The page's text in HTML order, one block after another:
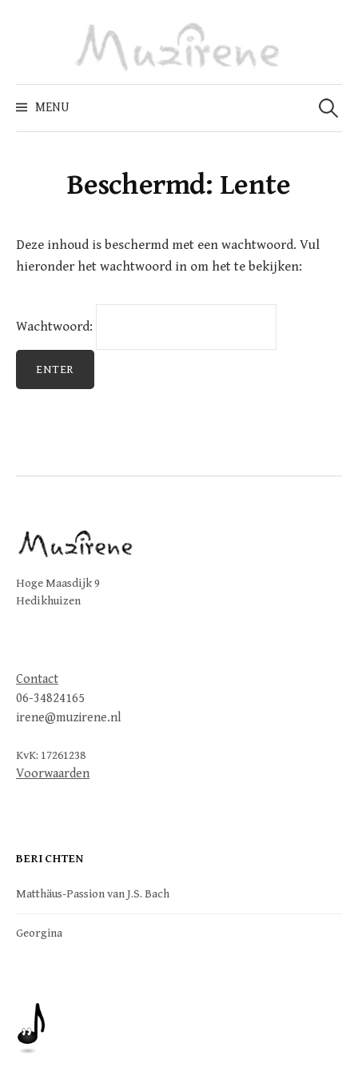
MENU
Zoeken
naar:
Beschermd: Lente
Deze inhoud is beschermd met een wachtwoord. Vul
hieronder het wachtwoord in om het te bekijken:
Wachtwoord:
Hoge Maasdijk 9
Hedikhuizen
Contact
06-34824165
irene@muzirene.nl
KvK: 17261238
Voorwaarden
BERICHTEN
Matthäus-Passion van J.S. Bach
Georgina